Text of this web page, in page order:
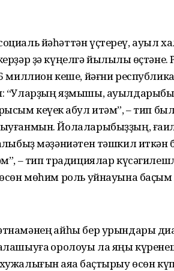
йәһәттән үҫтереү, ауыл
ҙә күңелгә йылылыҡ
миллион кеше, йәғни
“Уларҙың яҙмышы,
кеүек ҡабул итәм”, – тип
Йолаларыбыҙҙың,
мәҙәниәтен тәшкил
– тип традициялар
өсөн мөһим роль уйнауына
ҡайһы бер урындары
ҡоролоуы ла яңы
аяҡҡа баҫтырыу өсөн